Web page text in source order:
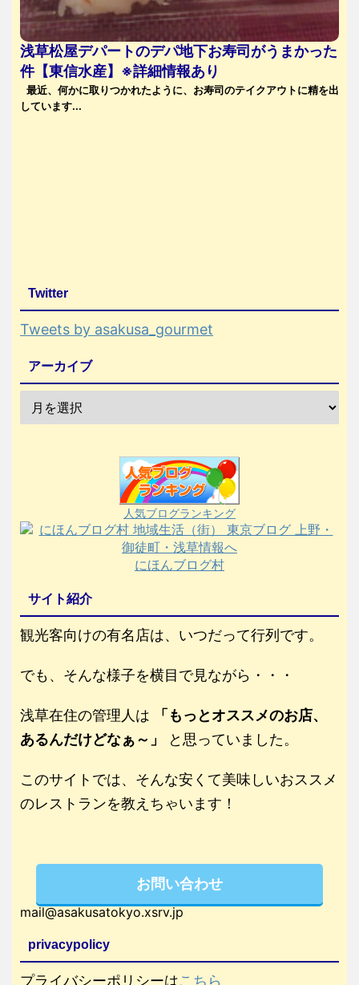
浅草松屋デパートのデパ地下お寿司がうまかった
件【東信水産】※詳細情報あり
最近、何かに取りつかれたように、お寿司のテイクアウトに精を出
しています...
Twitter
Tweets by asakusa_gourmet
アーカイブ
人気ブログランキング
にほんブログ村
サイト紹介
観光客向けの有名店は、いつだって行列です。
でも、そんな様子を横目で見ながら・・・
浅草在住の管理人は
「もっとオススメのお店、
あるんだけどなぁ～」
と思っていました。
このサイトでは、そんな安くて美味しいおススメ
のレストランを教えちゃいます！
お問い合わせ
mail@asakusatokyo.xsrv.jp
privacypolicy
プライバシーポリシーはこちら